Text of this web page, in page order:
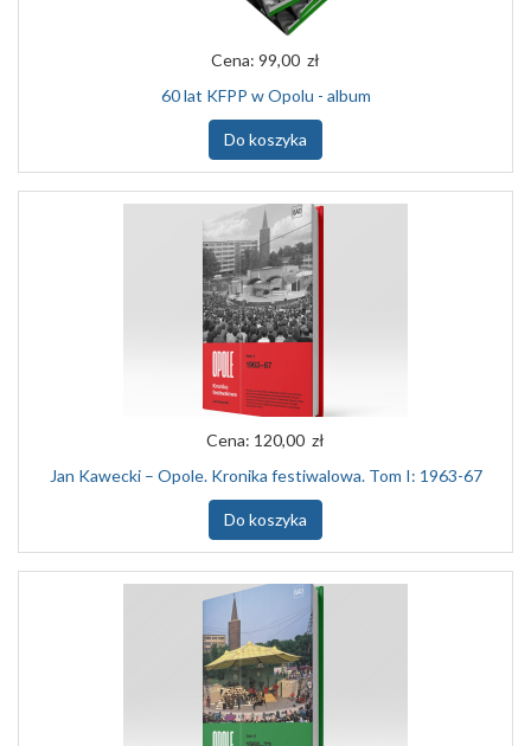
Cena: 99,00 zł
60 lat KFPP w Opolu - album
Do koszyka
Cena: 120,00 zł
Jan Kawecki – Opole. Kronika festiwalowa. Tom I: 1963-67
Do koszyka